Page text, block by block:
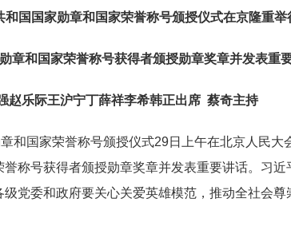
和国国家勋章和国家荣誉称号颁授仪式在京隆重举
章和国家荣誉称号获得者颁授勋章奖章并发表重
赵乐际王沪宁丁薛祥李希韩正出席 蔡奇主持
国家荣誉称号颁授仪式29日上午在北京人民大
称号获得者颁授勋章奖章并发表重要讲话。习
党委和政府要关心关爱英雄模范，推动全社会